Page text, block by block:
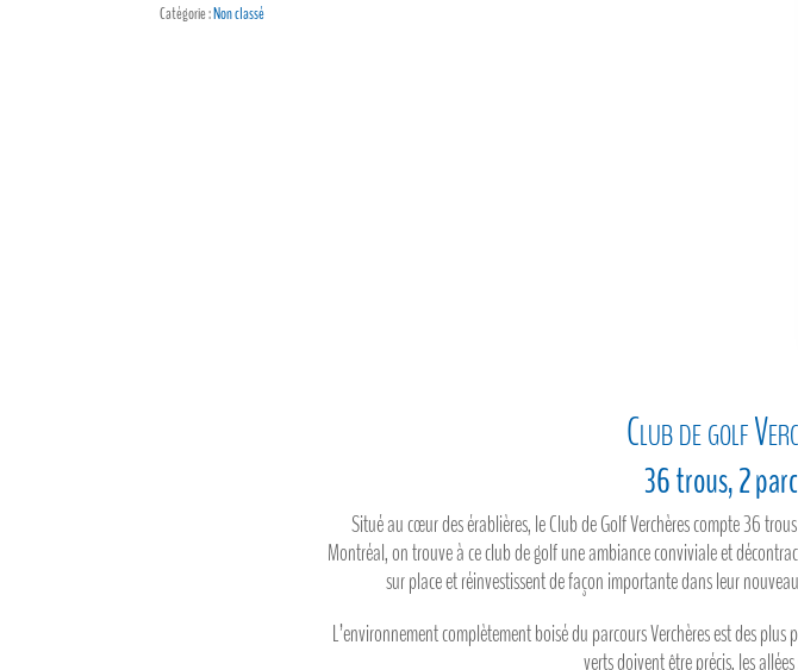
Catégorie :Non classé
Club de golf
36 trous, 2
Situé au cœur des érablières, le Club de Golf Verchères compte 36
Montréal, on trouve à ce club de golf une ambiance conviviale et
sur place et réinvestissent de façon importante dans leur
L’environnement complètement boisé du parcours Verchères est des
verts doivent être précis, les